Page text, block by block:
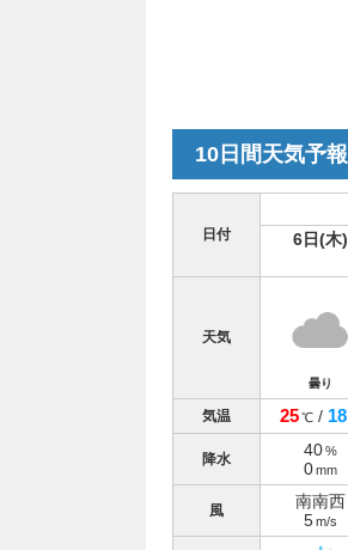
10日間天気予報
日付
6日(木)
天気
曇り
気温 25℃ / 18
降水 40%
0mm
風
南南西
5m/s